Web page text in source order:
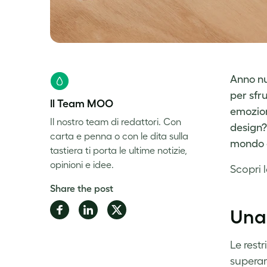
Anno
per
mondo
Scopri
Le
Il Team MOO
Il nostro team di redattori. Con
carta e penna o con le dita sulla
tastiera ti porta le ultime notizie,
opinioni e idee.
Share the post
Share Share Share